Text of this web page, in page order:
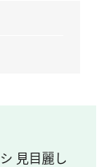
見目麗し